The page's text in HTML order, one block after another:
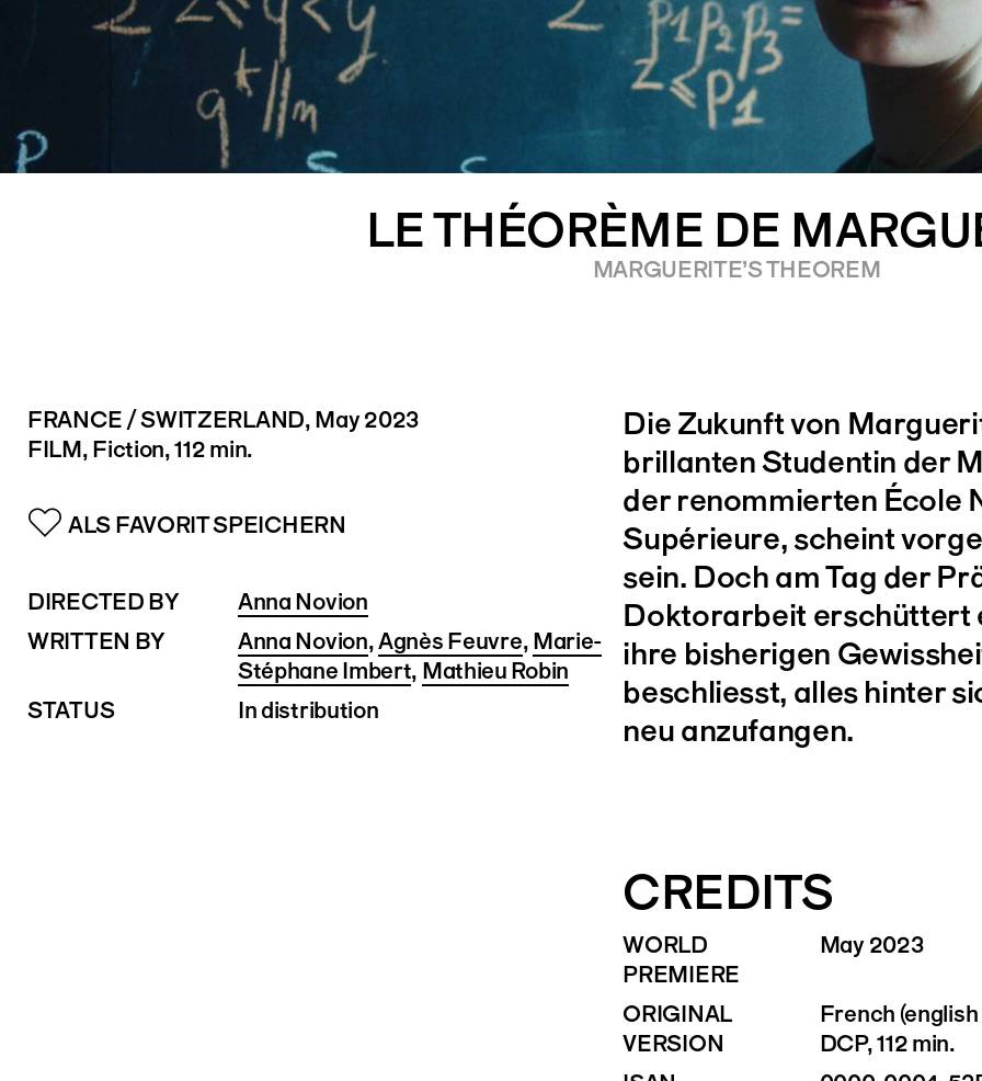
LE THÉORÈME DE
MARGUERITE’S THEOREM
FRANCE / SWITZERLAND, May 2023
FILM, Fiction, 112 min.
ALS FAVORIT SPEICHERN
DIRECTED BY
Anna Novion
WRITTEN BY
Anna Novion,Agnès Feuvre, Marie-
Stéphane Imbert, Mathieu Robin
STATUS
In distribution
Die Zukunft von
brillanten Studentin der
der renommierten École
Supérieure, scheint
sein. Doch am Tag der
Doktorarbeit erschüttert
ihre bisherigen
beschliesst, alles hinter
neu anzufangen.
CREDITS
WORLD
PREMIERE
May 2023
ORIGINAL
VERSION
French
DCP, 112 min.